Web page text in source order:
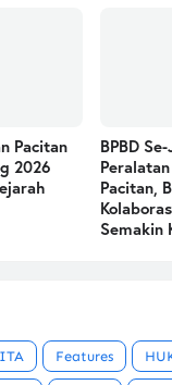
Pacitan
2026
BPBD
Pacitan,
Semakin
Features